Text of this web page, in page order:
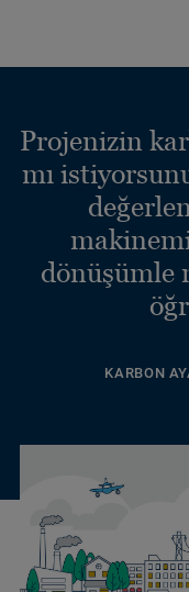
Projenizin
mı
dönüşümle
KARBON